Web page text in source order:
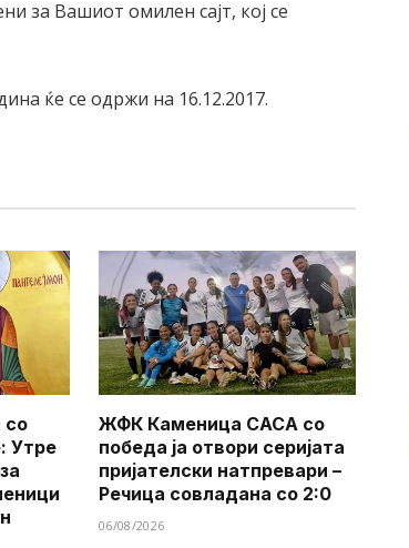
за Вашиот омилен сајт, кој се
ќе се одржи на 16.12.2017.
со
Утре
ЖФК Каменица САСА со
победа ја отвори серијата
пријателски натпревари –
Речица совладана со 2:0
06/08/2026